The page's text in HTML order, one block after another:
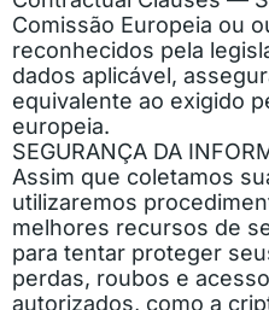
Comissão Europeia ou
reconhecidos pela
dados aplicável,
equivalente ao exigido
europeia.
SEGURANÇA DA
Assim que coletamos
utilizaremos
melhores recursos de
para tentar proteger
perdas, roubos e
autorizados, como a